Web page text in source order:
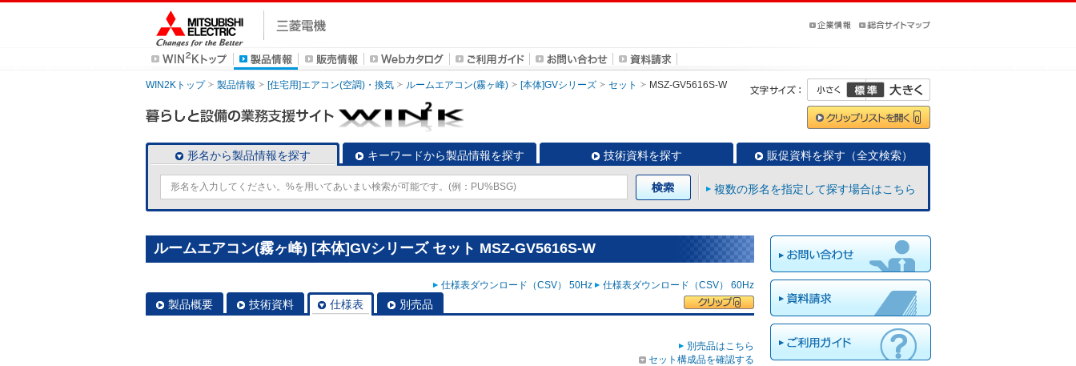
WIN2Kトップ 製品情報 [住宅用]エアコン(空調)・換気 ルームエアコン(霧ヶ峰) [本体]GVシリーズ セット MSZ-GV5616S-W
形名から製品情報を探す キーワードから製品情報を探す 技術資料を探す 販促資料を探す（全文検索）
複数の形名を指定して探す場合はこちら
ルームエアコン(霧ヶ峰) [本体]GVシリーズ セット MSZ-GV5616S-W
仕様表ダウンロード（CSV） 50Hz 仕様表ダウンロード（CSV） 60Hz
製品概要 技術資料 仕様表 別売品
別売品はこちら
セット構成品を確認する